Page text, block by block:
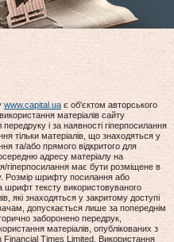
www.capital.uaє об'єктом авторського
матеріалів сайту
і за наявності гіперпосилання
тільки матеріалів, що знаходяться у
та/або прямого відкритого для
адресу матеріалу на
має бути розміщене в
Розмір шрифту посилання або
тексту використовуваного
які знаходяться у закритому доступі
допускається лише за попереднім
заборонено передрук,
матеріалів, опублікованих з
Financial Times Limited. Використання